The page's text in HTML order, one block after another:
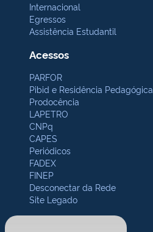
Internacional
Egressos
Assistência Estudantil
Acessos
PARFOR
Pibid e Residência Pedagógica
Prodocência
LAPETRO
CNPq
CAPES
Periódicos
FADEX
FINEP
Desconectar da Rede
Site Legado